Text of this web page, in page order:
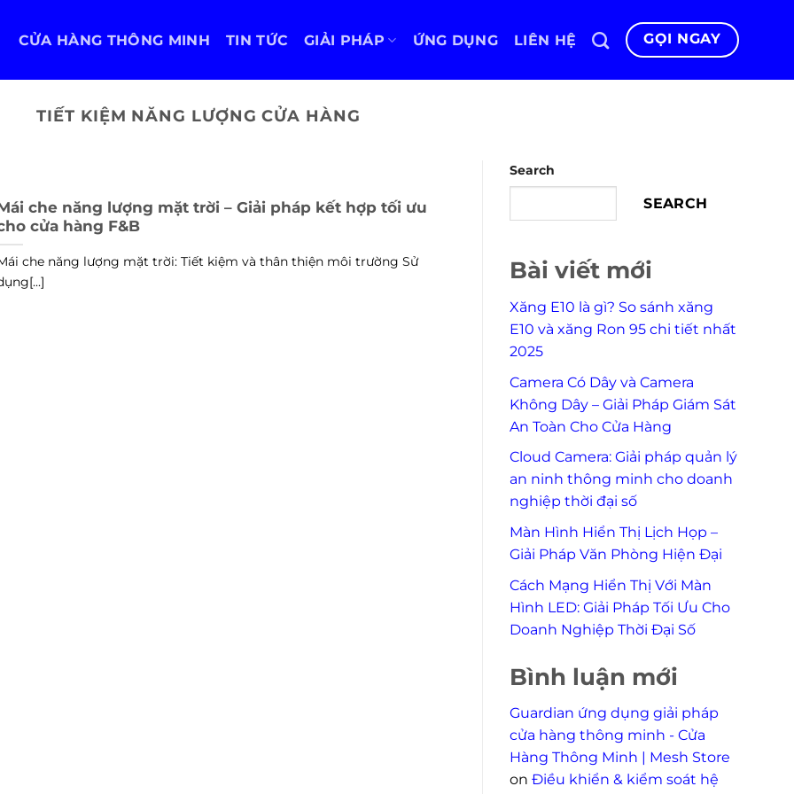
CỬA HÀNG THÔNG MINH TIN TỨC GIẢI PHÁP ỨNG DỤNG LIÊN HỆ GỌI NGAY
TIẾT KIỆM NĂNG LƯỢNG CỬA HÀNG
che năng lượng mặt trời – Giải pháp kết hợp tối ưu
cửa hàng F&B
che năng lượng mặt trời: Tiết kiệm và thân thiện môi trường Sử
Search
SEARCH
Bài viết mới
Xăng E10 là gì? So sánh xăng
E10 và xăng Ron 95 chi tiết nhất
2025
Camera Có Dây và Camera
Không Dây – Giải Pháp Giám Sát
An Toàn Cho Cửa Hàng
Cloud Camera: Giải pháp quản lý
an ninh thông minh cho doanh
nghiệp thời đại số
Màn Hình Hiển Thị Lịch Họp –
Giải Pháp Văn Phòng Hiện Đại
Cách Mạng Hiển Thị Với Màn
Hình LED: Giải Pháp Tối Ưu Cho
Doanh Nghiệp Thời Đại Số
Bình luận mới
Guardian ứng dụng giải pháp
cửa hàng thông minh - Cửa
Hàng Thông Minh | Mesh Store
on Điều khiển & kiểm soát hệ